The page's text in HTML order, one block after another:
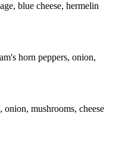
blue cheese, hermelin
horn peppers, onion,
onion, mushrooms, cheese